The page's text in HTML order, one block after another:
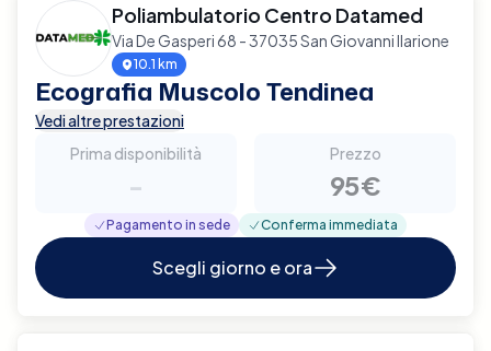
Poliambulatorio Centro Datamed
Via De Gasperi 68 - 37035 San Giovanni Ilarione
10.1 km
Ecografia Muscolo Tendinea
Vedi altre prestazioni
Prima disponibilità
-
Prezzo
95€
Pagamento in sede Conferma immediata
Scegli giorno e ora